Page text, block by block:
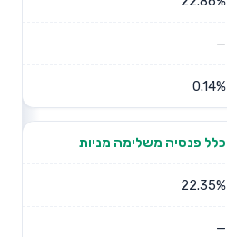
—
0.14%
כלל פנסיה משלימה מניות
22.35%
—